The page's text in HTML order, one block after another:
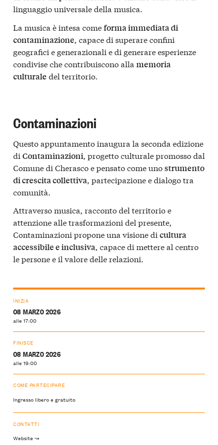
linguaggio universale della musica.
La musica è intesa comeforma immediata di
contaminazione, capace di superare confini
geografici e generazionali e di generare esperienze
condivise che contribuiscono alla memoria
culturale del territorio.
Contaminazioni
Questo appuntamento inaugura la seconda edizione
di Contaminazioni, progetto culturale promosso dal
Comune di Cherasco e pensato come unostrumento
di crescita collettiva, partecipazione e dialogo tra
comunità.
Attraverso musica, racconto del territorio e
attenzione alle trasformazioni del presente,
Contaminazioni propone una visione di cultura
accessibile e inclusiva, capace di mettere al centro
le persone e il valore delle relazioni.
INIZIA
08 MARZO 2026
alle 17:00
FINISCE
08 MARZO 2026
alle 19:00
COME PARTECIPARE
Ingresso libero e gratuito
CONTATTI
Website ↝